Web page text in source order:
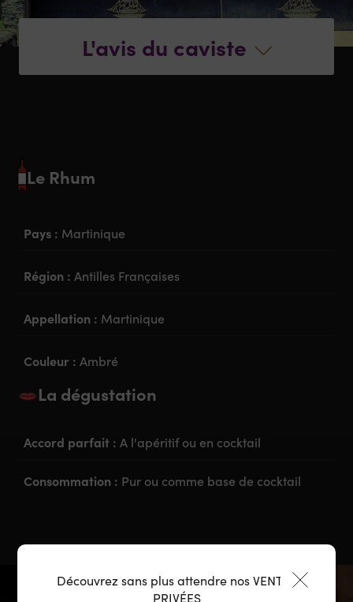
L'avis du caviste
Le Rhum
Pays : Martinique
Région :Antilles Françaises
Appellation : Martinique
Couleur :Ambré
La dégustation
Accord parfait :A l'apéritif ou en cocktail
Consommation : Pur ou comme base de cocktail
Découvrez sans plus attendre nos VENTES
PRIVÉES